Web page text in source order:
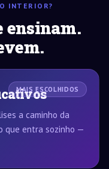
INTERIOR?
ensinam.
MAIS ESCOLHIDOS
a caminho da
que entra sozinho —